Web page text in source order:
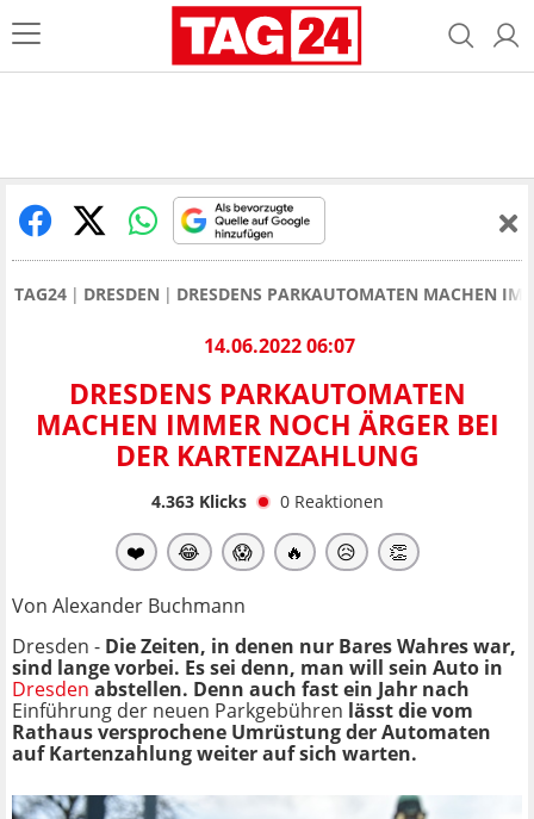
TAG24 DRESDEN DRESDENS PARKAUTOMATEN MACHEN
14.06.2022 06:07
DRESDENS PARKAUTOMATEN
MACHEN IMMER NOCH ÄRGER BEI
DER KARTENZAHLUNG
4.363Klicks 0 Reaktionen
❤️ 😂 😱 🔥 😥 👏
Von Alexander Buchmann
Dresden - Die Zeiten, in denen nur Bares Wahres war,
sind lange vorbei. Es sei denn, man will sein Auto in
Dresden abstellen. Denn auch fast ein Jahr nach
Einführung der neuen Parkgebühren lässt die vom
Rathaus versprochene Umrüstung der Automaten
auf Kartenzahlung weiter auf sich warten.